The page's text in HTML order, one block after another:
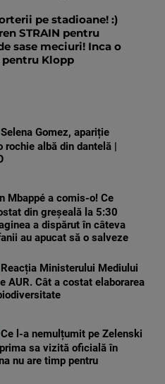
pe stadioane! :)
STRAIN pentru
sase meciuri! Inca o
Klopp
Selena Gomez, apariție
albă din dantelă |
Mbappé a comis-o! Ce
din greșeală la 5:30
a dispărut în câteva
au apucat să o salveze
Reacția Ministerului Mediului
AUR. Cât a costat elaborarea
Ce l-a nemulțumit pe Zelenski
sa vizită oficială în
nu are timp pentru